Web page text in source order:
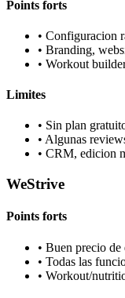
Points forts
• Configuracion
• Branding,
• Workout
Limites
• Sin plan
• Algunas
• CRM, edicion
WeStrive
Points forts
• Buen precio de
• Todas las
• Workout/